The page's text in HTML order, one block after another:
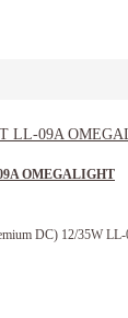
OMEGALIGHT
DC) 12/35W